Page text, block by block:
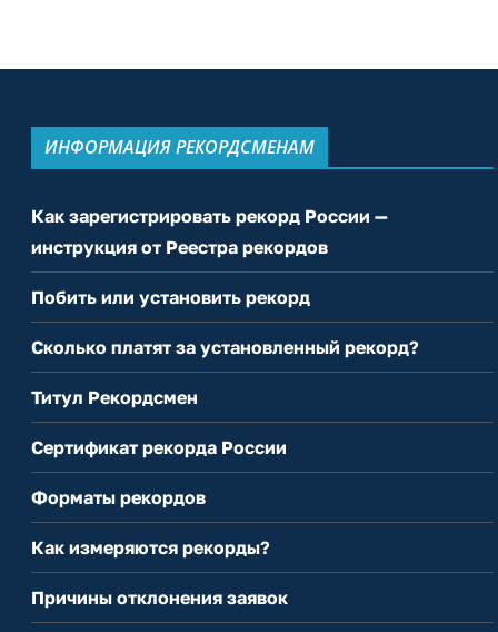
ИНФОРМАЦИЯ РЕКОРДСМЕНАМ
Как зарегистрировать рекорд России —
инструкция от Реестра рекордов
Побить или установить рекорд
Сколько платят за установленный рекорд?
Титул Рекордсмен
Сертификат рекорда России
Форматы рекордов
Как измеряются рекорды?
Причины отклонения заявок